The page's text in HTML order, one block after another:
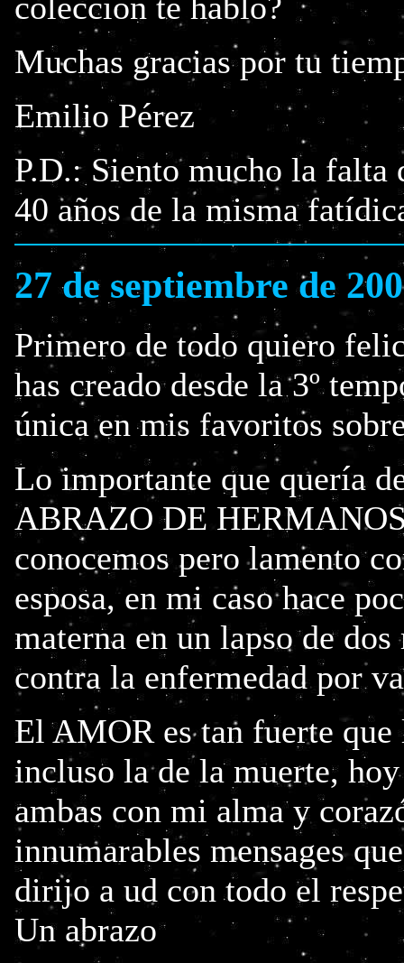
Muchas gracias por tu
Emilio Pérez
P.D.: Siento mucho la falta
40 años de la misma
27 de septiembre de
Primero de todo quiero
has creado desde la 3º
única en mis favoritos
Lo importante que quería
ABRAZO DE
conocemos pero lamento
esposa, en mi caso hace
materna en un lapso de
contra la enfermedad por
El AMOR es tan fuerte
incluso la de la muerte,
ambas con mi alma y
innumarables mensages
dirijo a ud con todo el
Un abrazo